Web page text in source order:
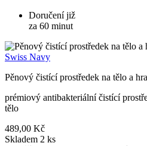
Doručení již
za 60 minut
Swiss Navy
Pěnový čistící prostředek na tělo a
prémiový antibakteriální čistící
tělo
489,00 Kč
Skladem 2 ks